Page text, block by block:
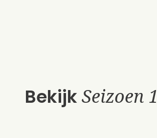
Bekijk Seizoen 1